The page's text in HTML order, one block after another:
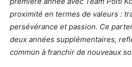
proximité en termes de valeurs :
persévérance et passion. Ce
deux années supplémentaires,
commun à franchir de nouveaux